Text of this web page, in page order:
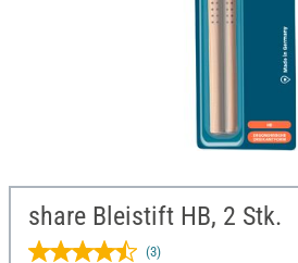
share Bleistift HB, 2 Stk.
(3)